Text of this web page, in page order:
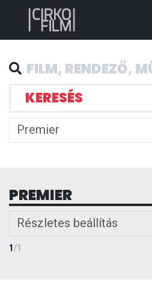
KERESÉS
Premier
PREMIER
Részletes beállítás
1/1